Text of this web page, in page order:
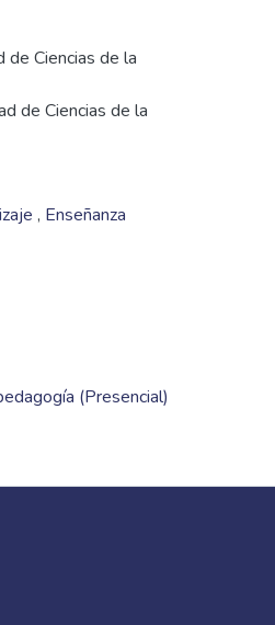
de Ciencias de la
de Ciencias de la
, Enseñanza
(Presencial)